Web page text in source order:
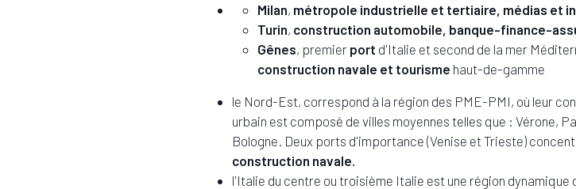
Milan, métropole industrielle et tertiaire, médias et
Turin, construction automobile, banque-finance-
Gênes, premier port d'Italie et second de la mer
construction navale et tourisme haut-de-gamme
le Nord-Est, correspond à la région des PME-PMI, où leur
urbain est composé de villes moyennes telles que : Vérone,
Bologne. Deux ports d'importance (Venise et Trieste)
construction navale.
l'Italie du centre ou troisième Italie est une région dynamique